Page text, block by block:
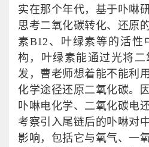
实在那个年代，基于卟啉
思考二氧化碳转化、还原
素B12、叶绿素等的活性
构，叶绿素能通过光将
发，曹老师想着能不能利
化学途径还原二氧化碳。
卟啉电化学、二氧化碳电
考察引入尾链后的卟啉对
影响，包括它与氧气、一